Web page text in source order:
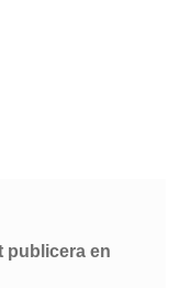
publicera en